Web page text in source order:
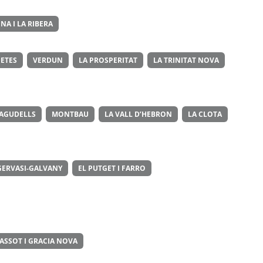
I LA RIBERA
VERDUN LA PROSPERITAT LA TRINITAT NOVA
MONTBAU LA VALL D’HEBRON LA CLOTA
GALVANY EL PUTGET I FARRO
I GRACIA NOVA